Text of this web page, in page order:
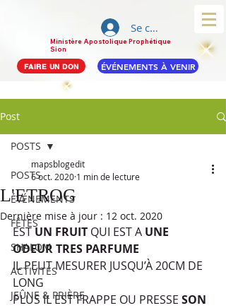
Ministère Apostolique Prophétique
Sion
Se connecter
FAIRE UN DON ÉVÉNEMENTS À VENIR
Post
POSTS
ÉVÉNEMENTS
FÊTES
SHALOM
ACTIVITÉS
JEÛNE & PRIÈRE
POSTS
L'ETROG
mapsblogedit
6 oct. 2020 1 min de lecture
Dernière mise à jour : 12 oct. 2020
EST UN FRUIT QUI EST A UNE
ODEUR TRES PARFUME
IL PEUT MESURER JUSQU’À 20CM DE
LONG
PLUS IL EST FRAPPE OU PRESSE SON